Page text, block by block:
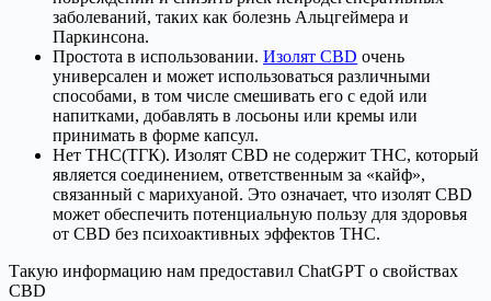
заболеваний, таких как болезнь Альцгеймера и
Паркинсона.
Простота в использовании. Изолят CBD очень
универсален и может использоваться различными
способами, в том числе смешивать его с едой или
напитками, добавлять в лосьоны или кремы или
принимать в форме капсул.
Нет THC(ТГК). Изолят CBD не содержит THC, который
является соединением, ответственным за «кайф»,
связанный с марихуаной. Это означает, что изолят CBD
может обеспечить потенциальную пользу для здоровья
от CBD без психоактивных эффектов THC.
Такую информацию нам предоставил ChatGPT о свойствах
CBD